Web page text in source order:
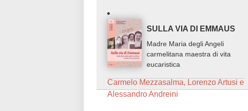
SULLA VIA DI EMMAUS
Madre Maria degli Angeli
carmelitana maestra di vita
eucaristica
Carmelo Mezzasalma, Lorenzo Artusi e
Alessandro Andreini